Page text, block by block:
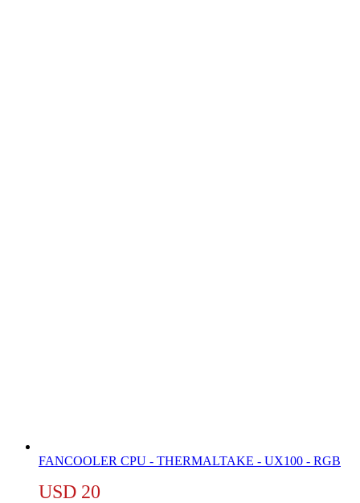
FANCOOLER CPU - THERMALTAKE - UX100 - RGB
USD 20